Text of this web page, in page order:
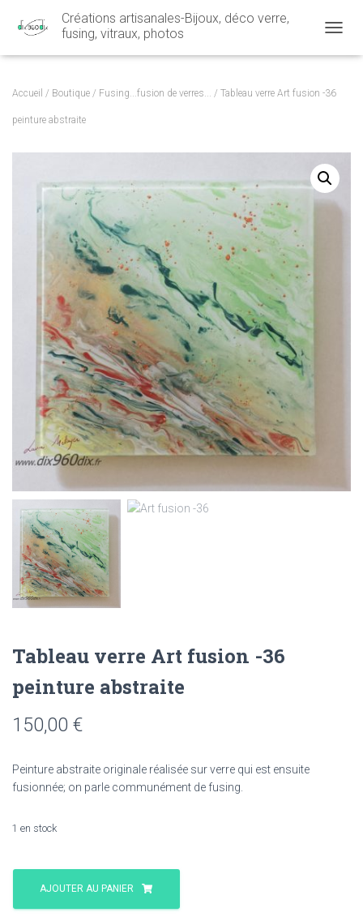
Créations artisanales-Bijoux, déco verre,
fusing, vitraux, photos
Accueil / Boutique / Fusing...fusion de verres... / Tableau verre Art fusion -36
peinture abstraite
Tableau verre Art fusion -36
peinture abstraite
150,00 €
Peinture abstraite originale réalisée sur verre qui est ensuite
fusionnée; on parle communément de fusing.
1 en stock
quantité
Tableau
AJOUTER AU PANIER